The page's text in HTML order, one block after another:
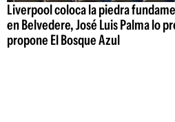
Liverpool coloca la piedra
en Belvedere, José Luis Palma lo
propone El Bosque Azul